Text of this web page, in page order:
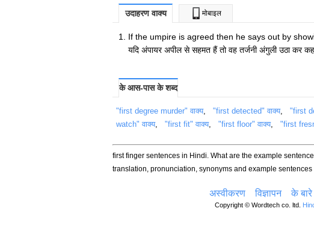
उदाहरण वाक्य मोबाइल
If the umpire is agreed then he says out by
यदि अंपायर अपील से सहमत हैं तो वह तर्जनी अंगुली उठा कर
के आस-पास के शब्द
"first degree murder" वाक्य, "first detected" वाक्य, "first
watch" वाक्य, "first fit" वाक्य, "first floor" वाक्य, "first
first finger sentences in Hindi. What are the example
translation, pronunciation, synonyms and example
अस्वीकरण विज्ञापन के बारे
Copyright © Wordtech co. ltd.